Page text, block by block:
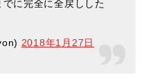
に完全に全戻しした
2018年1月27日